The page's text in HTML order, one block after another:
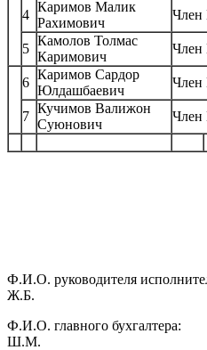
4
Каримов Малик
Рахимович
5
Камолов Толмас
Каримович
6
Каримов Сардор
Юлдашбаевич
7
Кучимов Валижон
Суюнович
Ф.И.О. руководителя
Ж.Б.
‎Ф.И.О. главного
Ш.М.